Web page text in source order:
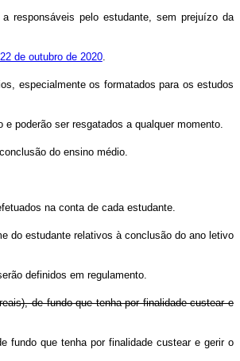
responsáveis pelo estudante, sem prejuízo da
de outubro de 2020.
especialmente os formatados para os estudos
poderão ser resgatados a qualquer momento.
do ensino médio.
na conta de cada estudante.
do estudante relativos à conclusão do ano letivo
definidos em regulamento.
de fundo que tenha por finalidade custear e
fundo que tenha por finalidade custear e gerir o